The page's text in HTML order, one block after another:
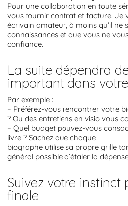
Pour une collaboration en toute
vous fournir contrat et facture. Je
écrivain amateur, à moins qu’il ne
connaissances et que vous ne
confiance.
La suite dépendra
important dans
Par exemple :
– Préférez-vous rencontrer votre
? Ou des entretiens en visio vous
– Quel budget pouvez-vous
livre ? Sachez que chaque
biographe utilise sa propre grille
général possible d’étaler la
Suivez votre instinct
finale